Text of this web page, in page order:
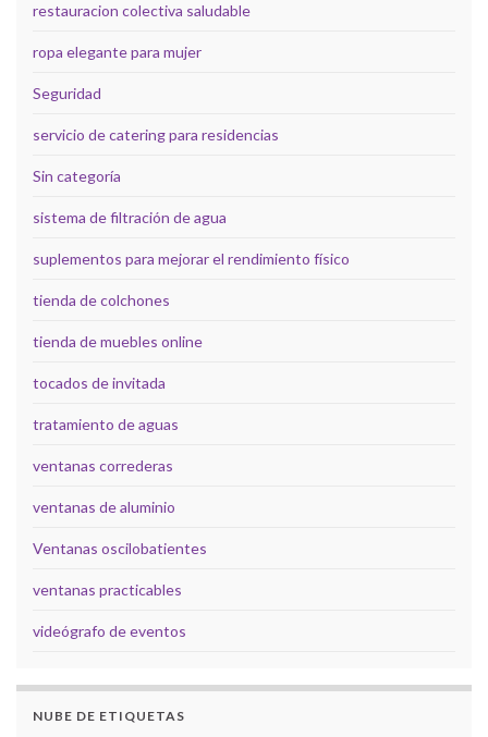
restauracion colectiva saludable
ropa elegante para mujer
Seguridad
servicio de catering para residencias
Sin categoría
sistema de filtración de agua
suplementos para mejorar el rendimiento físico
tienda de colchones
tienda de muebles online
tocados de invitada
tratamiento de aguas
ventanas correderas
ventanas de aluminio
Ventanas oscilobatientes
ventanas practicables
videógrafo de eventos
NUBE DE ETIQUETAS